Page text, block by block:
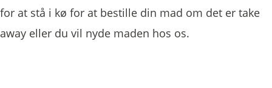
for at stå i kø for at bestille din mad om det er take
away eller du vil nyde maden hos os.